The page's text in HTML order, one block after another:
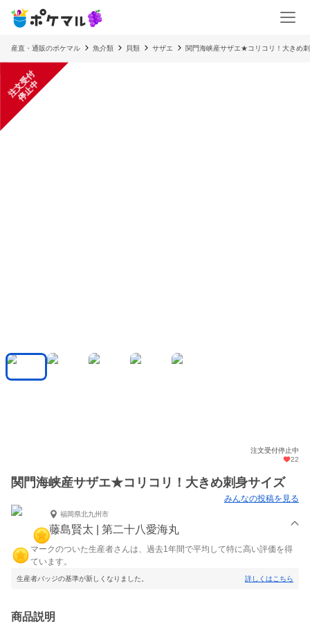
産直・通販のポケマル 魚介類 貝類 サザエ 関門海峡産サザエ★コリコリ！大きめ
注
文
受
付
停
止
中
注文受付停止中
22
関門海峡産サザエ★コリコリ！大きめ刺身サイズ
みんなの投稿を見る
福岡県北九州市
藤島賢太 | 第二十八愛海丸
マークのついた生産者さんは、過去1年間で平均して特に高い評価を得
ています。
生産者バッジの基準が新しくなりました。 詳しくはこちら
商品説明